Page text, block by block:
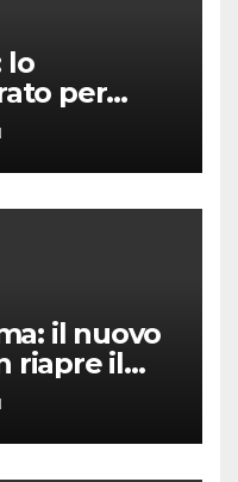
lo
per
il nuovo
riapre il